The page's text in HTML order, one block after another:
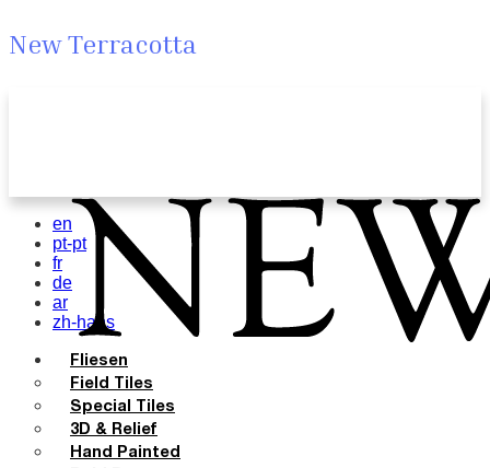
New Terracotta
en
pt-pt
fr
de
ar
zh-hans
Fliesen
Field Tiles
Special Tiles
3D & Relief
Hand Painted